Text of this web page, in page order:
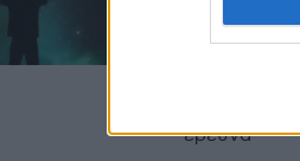
Η αίσθηση
έρευνα